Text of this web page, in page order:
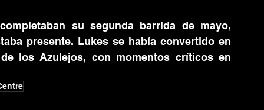
su segunda barrida de mayo,
presente. Lukes se había convertido en
los Azulejos, con momentos críticos en